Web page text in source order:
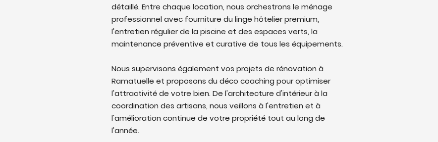
détaillé. Entre chaque location, nous orchestrons le ménage
professionnel avec fourniture du linge hôtelier premium,
l'entretien régulier de la piscine et des espaces verts, la
maintenance préventive et curative de tous les équipements.
Nous supervisons également vos projets de rénovation à
Ramatuelle et proposons du déco coaching pour optimiser
l'attractivité de votre bien. De l'architecture d'intérieur à la
coordination des artisans, nous veillons à l'entretien et à
l'amélioration continue de votre propriété tout au long de
l'année.